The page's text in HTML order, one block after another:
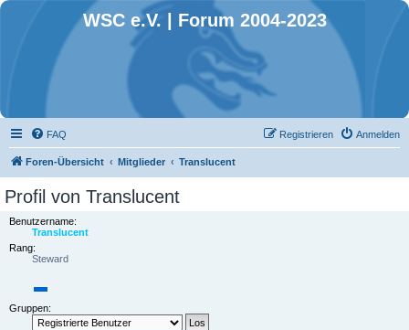
WSC e.V. | Forum 2004-2023
FAQ Anmelden
Registrieren
Foren-Übersicht Mitglieder Translucent
Profil von Translucent
Benutzername:
Translucent
Rang:
Steward
Gruppen: